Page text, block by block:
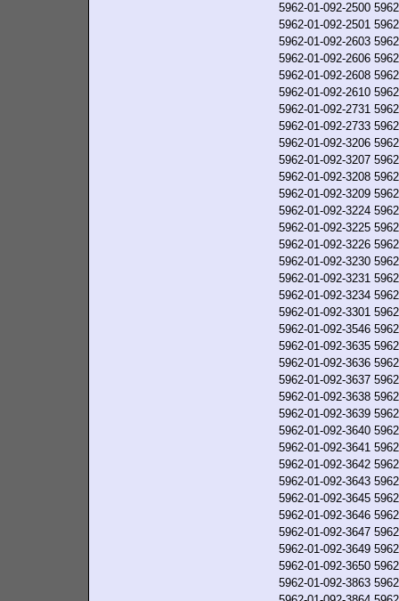
5962-01-092-2500
5962-01-092-2501
5962-01-092-2603
5962-01-092-2606
5962-01-092-2608
5962-01-092-2610
5962-01-092-2731
5962-01-092-2733
5962-01-092-3206
5962-01-092-3207
5962-01-092-3208
5962-01-092-3209
5962-01-092-3224
5962-01-092-3225
5962-01-092-3226
5962-01-092-3230
5962-01-092-3231
5962-01-092-3234
5962-01-092-3301
5962-01-092-3546
5962-01-092-3635
5962-01-092-3636
5962-01-092-3637
5962-01-092-3638
5962-01-092-3639
5962-01-092-3640
5962-01-092-3641
5962-01-092-3642
5962-01-092-3643
5962-01-092-3645
5962-01-092-3646
5962-01-092-3647
5962-01-092-3649
5962-01-092-3650
5962-01-092-3863